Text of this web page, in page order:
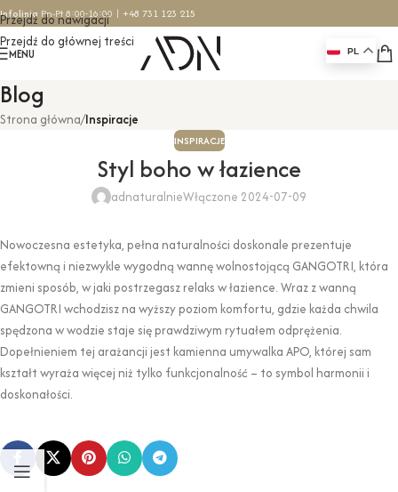
Przejdź do nawigacji
Przejdź do głównej treści
Infolinia Pn-Pt 8:00-16:00 | +48 731 123 215
MENU PL
Blog
Strona główna/Inspiracje
INSPIRACJE
Styl boho w łazience
adnaturalnieWłączone 2024-07-09
Nowoczesna estetyka, pełna naturalności doskonale prezentuje
efektowną i niezwykle wygodną wannę wolnostojącą GANGOTRI, która
zmieni sposób, w jaki postrzegasz relaks w łazience. Wraz z wanną
GANGOTRI wchodzisz na wyższy poziom komfortu, gdzie każda chwila
spędzona w wodzie staje się prawdziwym rytuałem odprężenia.
Dopełnieniem tej arażancji jest kamienna umywalka APO, której sam
kształt wyraża więcej niż tylko funkcjonalność – to symbol harmonii i
doskonałości.